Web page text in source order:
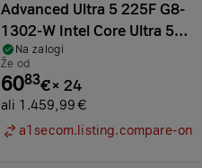
Advanced Ultra 5 225F G8-
1302-W Intel Core Ultra 5
Nvidia GeForce RTX 5050 16
GB
Na zalogi
Že od
6083€× 24
ali 1.459,99 €
a1secom.listing.compare-on